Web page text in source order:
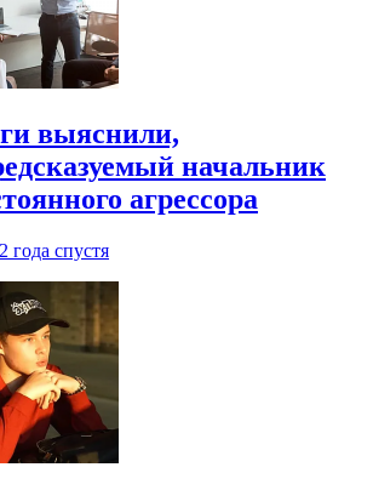
выяснили,
начальник
агрессора
2 года спустя